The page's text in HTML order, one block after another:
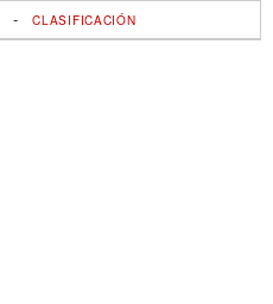
-CLASIFICACIÓN